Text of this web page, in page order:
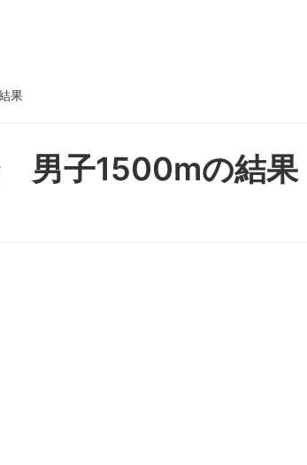
果
男子1500mの結果